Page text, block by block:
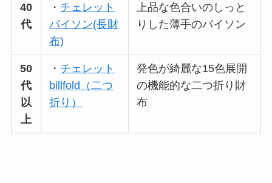
40
代
・ チェレット
パイソン(長財
布)
上品な色合いのしっと
りした薄手のパイソン
50
代
以
上
・ チェレット
billfold（二つ
折り）
発色が綺麗な15色展開
の機能的な二つ折り財
布